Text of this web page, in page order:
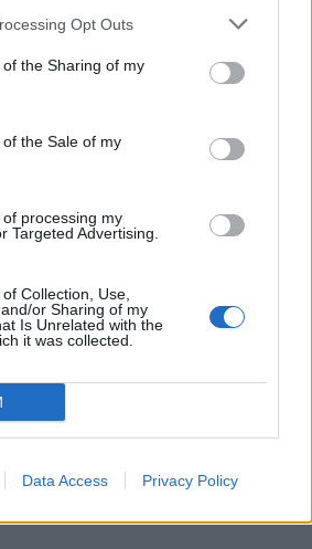
Opt Outs
the Sharing of my
the Sale of my
processing my
Targeted Advertising.
Collection, Use,
or Sharing of my
Is Unrelated with the
it was collected.
Data Access Privacy Policy
València para expandir su
el ecosistema
de la ciudad
de 2026 – La implantación de
por Invest in Valencia, es una de las